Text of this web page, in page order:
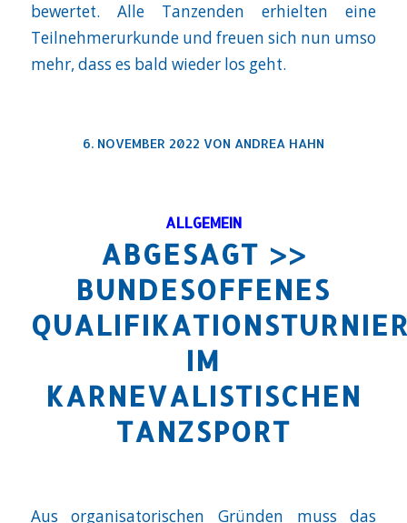
bewertet. Alle Tanzenden erhielten eine
Teilnehmerurkunde und freuen sich nun umso
mehr, dass es bald wieder los geht.
6. NOVEMBER 2022 VON ANDREA HAHN
ALLGEMEIN
ABGESAGT >>
BUNDESOFFENES
IM
KARNEVALISTISCHEN
TANZSPORT
Aus organisatorischen Gründen muss das